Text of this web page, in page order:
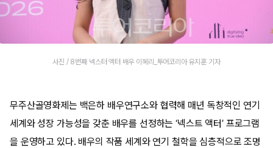
사진 / 8번째 넥스터 액터 배우 이혜리_투어코리아 유지훈 기자
무주산골영화제는 백은하 배우연구소와 협력해 매년 독창적인 연기
세계와 성장 가능성을 갖춘 배우를 선정하는 ‘넥스트 액터’ 프로그램
을 운영하고 있다. 배우의 작품 세계와 연기 철학을 심층적으로 조명